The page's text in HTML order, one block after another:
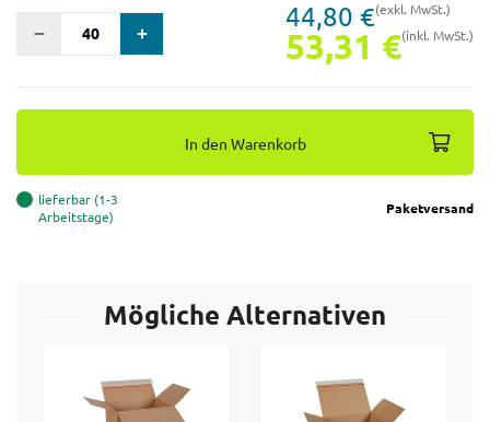
44,80 €(exkl. MwSt.)
53,31 €(inkl. MwSt.)
In den Warenkorb
lieferbar (1-3
Arbeitstage)
Paketversand
Mögliche Alternativen